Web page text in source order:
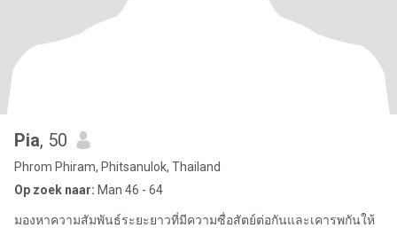
Pia, 50
Phrom Phiram, Phitsanulok, Thailand
Op zoek naar: Man 46 - 64
มองหาความสัมพันธ์ระยะยาวที่มีความซื่อสัตย์ต่อกันและเคารพกันให้